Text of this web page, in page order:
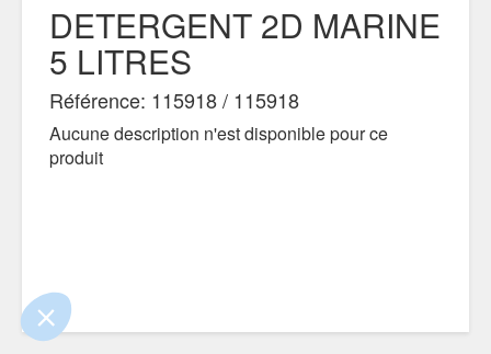
le contenu de ce site vous intéresse
certifiés par
Je choisis OK pour moi
DETERGENT 2D MARINE
5 LITRES
Référence: 115918 / 115918
Aucune description n'est disponible pour ce
produit